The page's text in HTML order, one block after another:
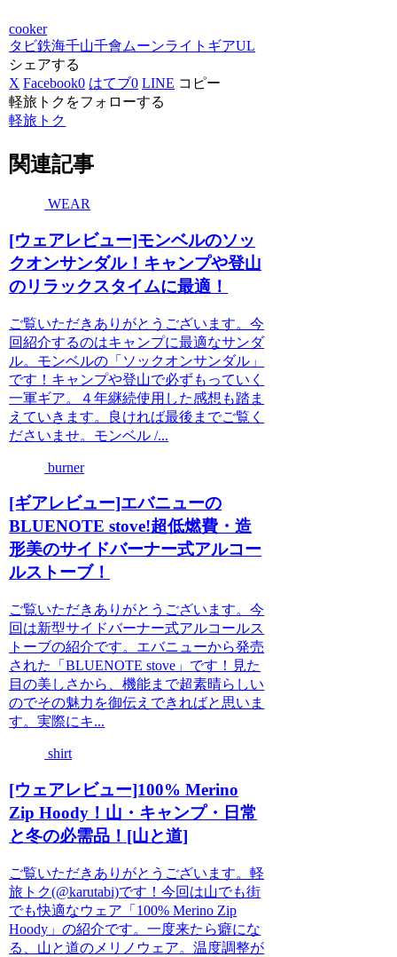
cooker
タビ鉄海千山千會 ムーンライトギアUL
シェアする
X Facebook0 はてブ0 LINE コピー
軽旅トクをフォローする
軽旅トク
関連記事
WEAR
[ウェアレビュー]モンベルのソッ
クオンサンダル！キャンプや登山
のリラックスタイムに最適！
ご覧いただきありがとうございます。今
回紹介するのはキャンプに最適なサンダ
ル。モンベルの「ソックオンサンダル」
です！キャンプや登山で必ずもっていく
一軍ギア。４年継続使用した感想も踏ま
えていきます。良ければ最後までご覧く
ださいませ。モンベル /...
burner
[ギアレビュー]エバニューの
BLUENOTE stove!超低燃費・造
形美のサイドバーナー式アルコー
ルストーブ！
ご覧いただきありがとうございます。今
回は新型サイドバーナー式アルコールス
トーブの紹介です。エバニューから発売
された「BLUENOTE stove」です！見た
目の美しさから、機能まで超素晴らしい
のでその魅力を御伝えできればと思いま
す。実際にキ...
shirt
[ウェアレビュー]100% Merino
Zip Hoody！山・キャンプ・日常
と冬の必需品！[山と道]
ご覧いただきありがとうございます。軽
旅トク(@karutabi)です！今回は山でも街
でも快適なウェア「100% Merino Zip
Hoody」の紹介です。一度来たら癖にな
る、山と道のメリノウェア。温度調整が